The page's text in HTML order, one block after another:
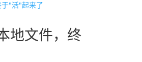
地文件，终